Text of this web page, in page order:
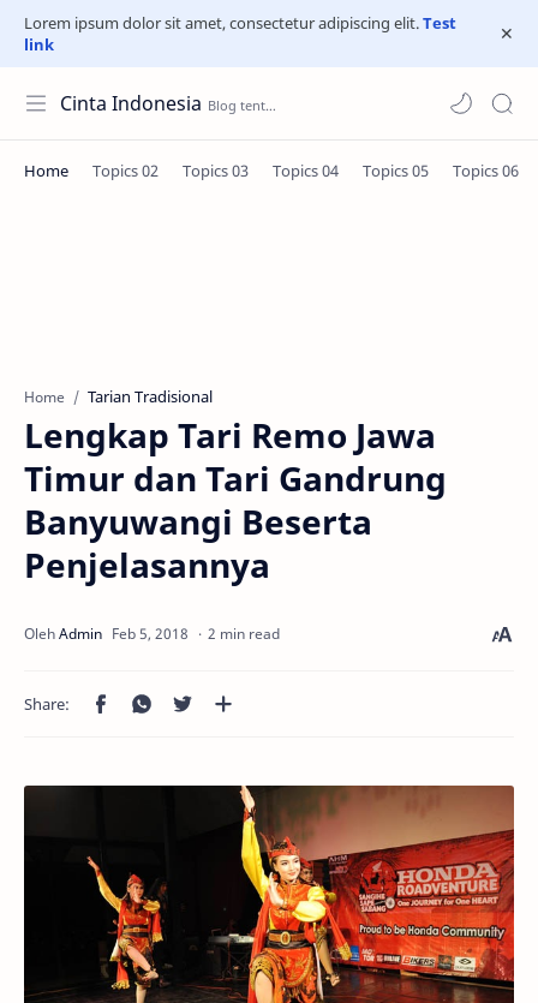
Lorem ipsum dolor sit amet, consectetur adipiscing elit.Test
link
Cinta Indonesia
Home Tarian Tradisional
Lengkap Tari Remo Jawa
Timur dan Tari Gandrung
Banyuwangi Beserta
Penjelasannya
2 min read